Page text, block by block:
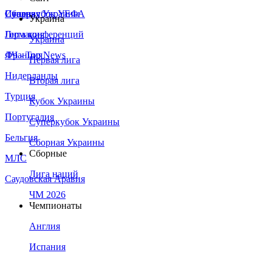
Сборная Украины
Италия
Германия
Франция
Нидерланды
Турция
Португалия
Бельгия
МЛС
Саудовская Аравия
Суперкубок УЕФА
Лига конференций
ЛЧ - Top News
Украина
Украина
Первая лига
Вторая лига
Кубок Украины
Суперкубок Украины
Сборная Украины
Сборные
Лига наций
ЧМ 2026
Чемпионаты
Англия
Испания